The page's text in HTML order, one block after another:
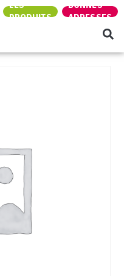
LES
PRODUITS
BONNES
ADRESSES